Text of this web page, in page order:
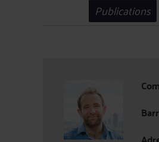
Publications